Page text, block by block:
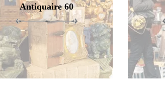
Antiquaire 60